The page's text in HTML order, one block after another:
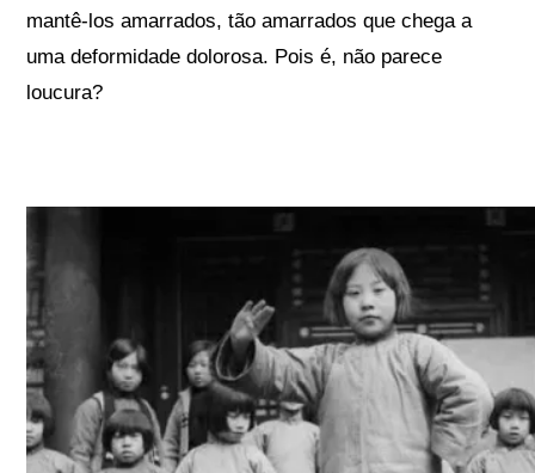
mantê-los amarrados, tão amarrados que chega a
uma deformidade dolorosa. Pois é, não parece
loucura?